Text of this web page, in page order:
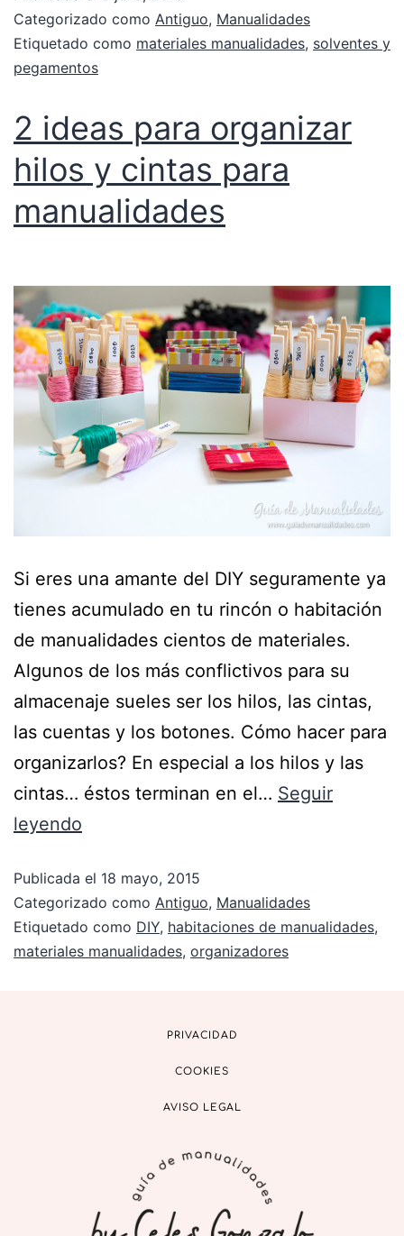
Categorizado como Antiguo, Manualidades
Etiquetado como materiales manualidades, solventes y
pegamentos
2 ideas para organizar
hilos y cintas para
manualidades
Si eres una amante del DIY seguramente ya
tienes acumulado en tu rincón o habitación
de manualidades cientos de materiales.
Algunos de los más conflictivos para su
almacenaje sueles ser los hilos, las cintas,
las cuentas y los botones. Cómo hacer para
organizarlos? En especial a los hilos y las
cintas… éstos terminan en el… Seguir
leyendo
Publicada el 18 mayo, 2015
Categorizado como Antiguo, Manualidades
Etiquetado como DIY, habitaciones de manualidades,
materiales manualidades, organizadores
PRIVACIDAD
COOKIES
AVISO LEGAL